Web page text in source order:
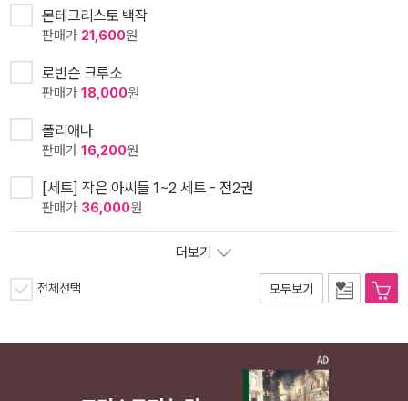
몬테크리스토 백작
판매가 21,600원
로빈슨 크루소
판매가 18,000원
폴리애나
판매가 16,200원
[세트] 작은 아씨들 1~2 세트 - 전2권
판매가 36,000원
더보기
전체선택 모두보기